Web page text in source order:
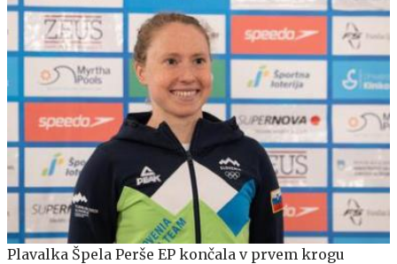
Plavalka Špela Perše EP končala v prvem krogu